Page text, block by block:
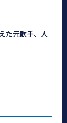
た元歌手、人